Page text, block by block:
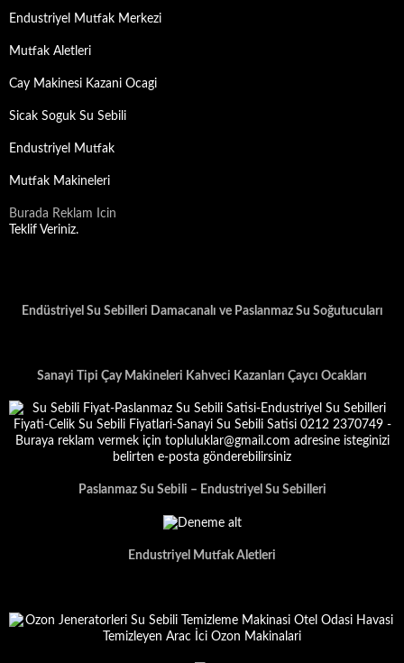
Endustriyel Mutfak Merkezi
Mutfak Aletleri
Cay Makinesi Kazani Ocagi
Sicak Soguk Su Sebili
Endustriyel Mutfak
Mutfak Makineleri
Burada Reklam Icin
Teklif Veriniz.
Endüstriyel Su Sebilleri Damacanalı ve Paslanmaz Su Soğutucuları
Sanayi Tipi Çay Makineleri Kahveci Kazanları Çaycı Ocakları
Paslanmaz Su Sebili – Endustriyel Su Sebilleri
Endustriyel Mutfak Aletleri